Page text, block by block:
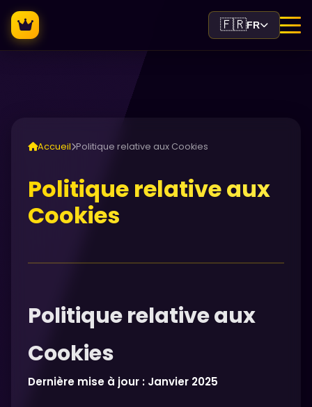
🇫🇷FR
Accueil Politique relative aux Cookies
Politique relative aux
Cookies
Politique relative aux
Cookies
Dernière mise à jour : Janvier 2025